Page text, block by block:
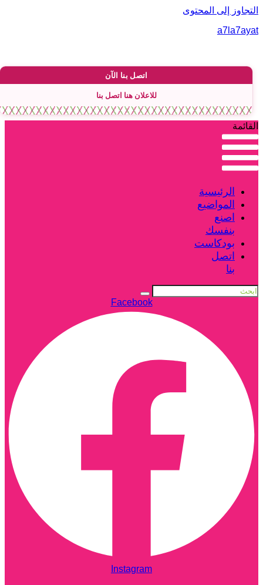
إلى المحتوى
اتصل بنا الآن
للاعلان هنا اتصل بنا
الرئيسية
المواضيع
اصنع
بنفسك
بودكاست
اتصل
بنا
Facebook
Instagram